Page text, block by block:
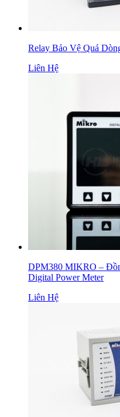
Relay Bảo Vệ Quá
Liên Hệ
DPM380 MIKRO –
Digital Power Meter
Liên Hệ